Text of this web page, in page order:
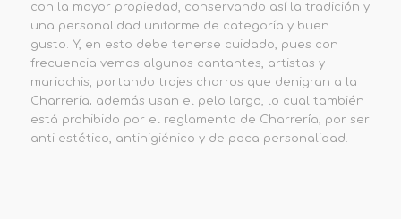
con la mayor propiedad, conservando así la tradición y
una personalidad uniforme de categoría y buen
gusto. Y, en esto debe tenerse cuidado, pues con
frecuencia vemos algunos cantantes, artistas y
mariachis, portando trajes charros que denigran a la
Charrería; además usan el pelo largo, lo cual también
está prohibido por el reglamento de Charrería, por ser
anti estético, antihigiénico y de poca personalidad.